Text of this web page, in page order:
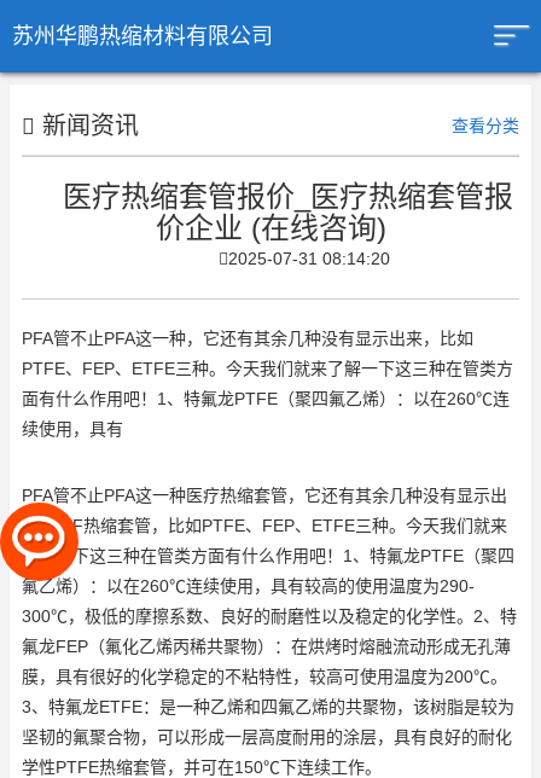
苏州华鹏热缩材料有限公司
新闻资讯 查看分类
医疗热缩套管报价_医疗热缩套管报
价企业 (在线咨询)
2025-07-31 08:14:20
PFA管不止PFA这一种，它还有其余几种没有显示出来，比如
PTFE、FEP、ETFE三种。今天我们就来了解一下这三种在管类方
面有什么作用吧！1、特氟龙PTFE（聚四氟乙烯）：以在260℃连
续使用，具有
PFA管不止PFA这一种医疗热缩套管，它还有其余几种没有显示出
来PVDF热缩套管，比如PTFE、FEP、ETFE三种。今天我们就来
了解一下这三种在管类方面有什么作用吧！1、特氟龙PTFE（聚四
氟乙烯）：以在260℃连续使用，具有较高的使用温度为290-
300℃，极低的摩擦系数、良好的耐磨性以及稳定的化学性。2、特
氟龙FEP（氟化乙烯丙稀共聚物）：在烘烤时熔融流动形成无孔薄
膜，具有很好的化学稳定的不粘特性，较高可使用温度为200℃。
3、特氟龙ETFE：是一种乙烯和四氟乙烯的共聚物，该树脂是较为
坚韧的氟聚合物，可以形成一层高度耐用的涂层，具有良好的耐化
学性PTFE热缩套管，并可在150℃下连续工作。